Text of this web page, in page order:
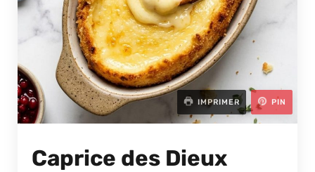
IMPRIMER PIN
Caprice des Dieux